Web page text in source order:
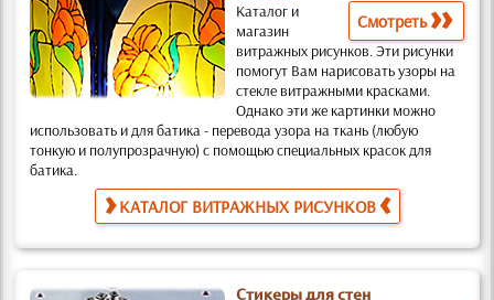
Смотреть
Каталог и
магазин
витражных рисунков.Эти рисунки
помогут Вам нарисовать узоры на
стекле витражными красками.
Однако эти же картинки можно
использовать и для батика- перевода узора на ткань (любую
тонкую и полупрозрачную) с помощью специальных красок для
батика.
КАТАЛОГ ВИТРАЖНЫХ РИСУНКОВ
Стикеры для стен